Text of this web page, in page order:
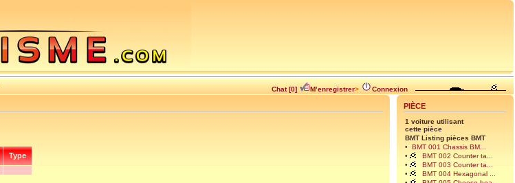
Chat [0] M’enregistrer> Connexion
Type
PIÈCE
1 voiture utilisant
cette pièce
BMT Listing pièces BMT
•
BMT 001 Chassis BM...
•
BMT 002 Counter ta...
•
BMT 003 Counter ta...
•
BMT 004 Hexagonal ...